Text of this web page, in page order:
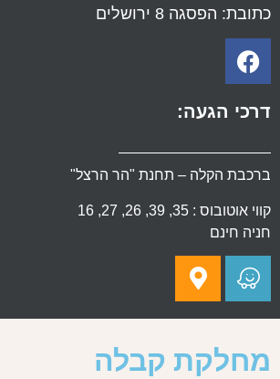
כתובת: הפסגה 8 ירושלים
דרכי הגעה:
ברכבת הקלה – תחנת "הר הרצל"
קווי אוטובוס : 35, 39, 26, 27, 16
חניה חינם
מחלקת קבלה